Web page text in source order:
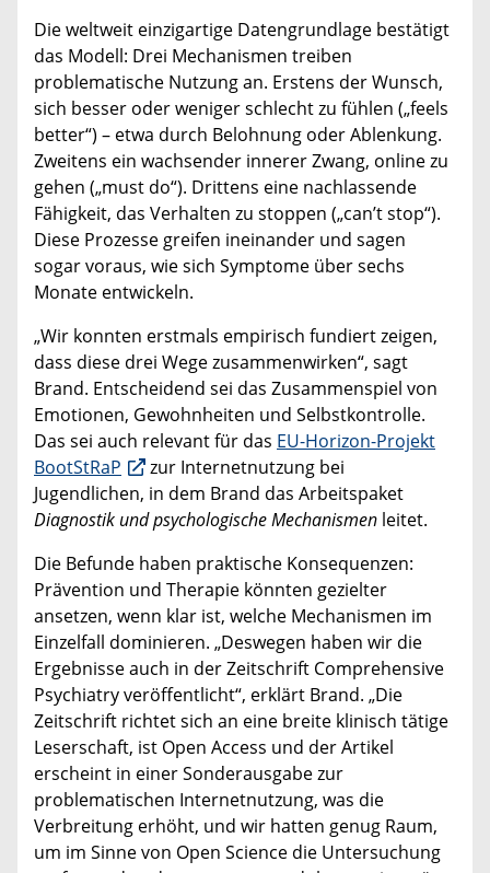
Die weltweit einzigartige Datengrundlage bestätigt
das Modell: Drei Mechanismen treiben
problematische Nutzung an. Erstens der Wunsch,
sich besser oder weniger schlecht zu fühlen („feels
better“) – etwa durch Belohnung oder Ablenkung.
Zweitens ein wachsender innerer Zwang, online zu
gehen („must do“). Drittens eine nachlassende
Fähigkeit, das Verhalten zu stoppen („can’t stop“).
Diese Prozesse greifen ineinander und sagen
sogar voraus, wie sich Symptome über sechs
Monate entwickeln.
„Wir konnten erstmals empirisch fundiert zeigen,
dass diese drei Wege zusammenwirken“, sagt
Brand. Entscheidend sei das Zusammenspiel von
Emotionen, Gewohnheiten und Selbstkontrolle.
Das sei auch relevant für das EU-Horizon-Projekt
BootStRaP
zur Internetnutzung bei
Jugendlichen, in dem Brand das Arbeitspaket
Diagnostik und psychologische Mechanismen leitet.
Die Befunde haben praktische Konsequenzen:
Prävention und Therapie könnten gezielter
ansetzen, wenn klar ist, welche Mechanismen im
Einzelfall dominieren. „Deswegen haben wir die
Ergebnisse auch in der Zeitschrift Comprehensive
Psychiatry veröffentlicht“, erklärt Brand. „Die
Zeitschrift richtet sich an eine breite klinisch tätige
Leserschaft, ist Open Access und der Artikel
erscheint in einer Sonderausgabe zur
problematischen Internetnutzung, was die
Verbreitung erhöht, und wir hatten genug Raum,
um im Sinne von Open Science die Untersuchung